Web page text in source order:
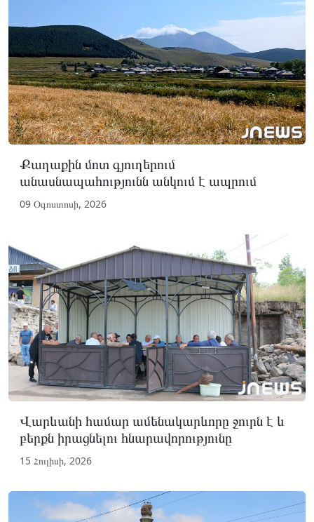
Քաղաքին մոտ գյուղերում
անասնապահությունն անկում է ապրում
09 Օգոստոսի, 2026
Վարևանի համար ամենակարևորը ջուրն է և
բերքն իրացնելու հնարավորությունը
15 Հուլիսի, 2026